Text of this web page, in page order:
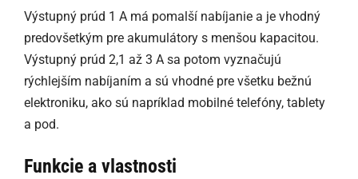
Výstupný prúd 1 A má pomalší nabíjanie a je vhodný
predovšetkým pre akumulátory s menšou kapacitou.
Výstupný prúd 2,1 až 3 A sa potom vyznačujú
rýchlejším nabíjaním a sú vhodné pre všetku bežnú
elektroniku, ako sú napríklad mobilné telefóny, tablety
a pod.
Funkcie a vlastnosti